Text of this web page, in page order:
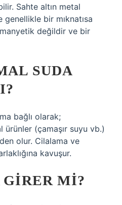
Sahte altın metal
genellikle bir mıknatısa
değildir ve bir
SUDA
bağlı olarak;
(çamaşır suyu vb.)
olur. Cilalama ve
kavuşur.
GIRER MI?